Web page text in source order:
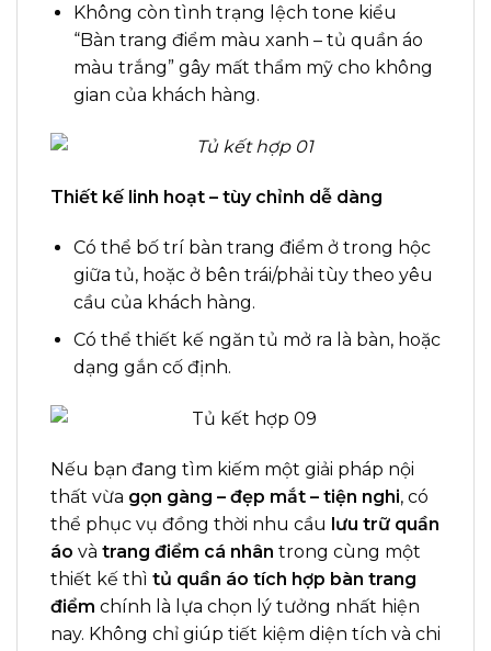
Không còn tình trạng lệch tone kiểu
“Bàn trang điểm màu xanh – tủ quần áo
màu trắng” gây mất thẩm mỹ cho không
gian của khách hàng.
Thiết kế linh hoạt – tùy chỉnh dễ dàng
Có thể bố trí bàn trang điểm ở trong hộc
giữa tủ, hoặc ở bên trái/phải tùy theo yêu
cầu của khách hàng.
Có thể thiết kế ngăn tủ mở ra là bàn, hoặc
dạng gắn cố định.
Nếu bạn đang tìm kiếm một giải pháp nội
thất vừa gọn gàng – đẹp mắt – tiện nghi, có
thể phục vụ đồng thời nhu cầu lưu trữ quần
áo và trang điểm cá nhân trong cùng một
thiết kế thì tủ quần áo tích hợp bàn trang
điểm chính là lựa chọn lý tưởng nhất hiện
nay. Không chỉ giúp tiết kiệm diện tích và chi